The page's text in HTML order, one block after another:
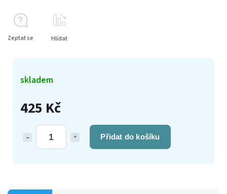
425 Kč
Přidat do košíku
skladem
Zeptat se Hlídat